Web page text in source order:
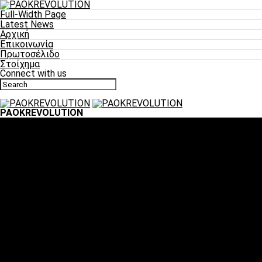
Full-Width Page
Latest News
Αρχική
Επικοινωνία
Πρωτοσέλιδο
Στοίχημα
Connect with us
PAOKREVOLUTION